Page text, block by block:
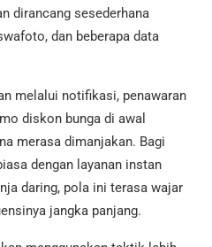
dirancang sesederhana
dan beberapa data
melalui notifikasi, penawaran
diskon bunga di awal
merasa dimanjakan. Bagi
dengan layanan instan
daring, pola ini terasa wajar
jangka panjang.